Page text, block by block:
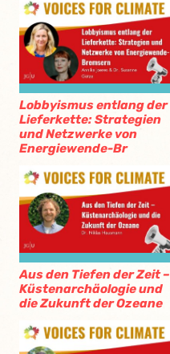
Lobbyismus entlang der
Lieferkette: Strategien
und Netzwerke von
Energiewende-Br
Aus den Tiefen der Zeit –
Küstenarchäologie und
die Zukunft der Ozeane